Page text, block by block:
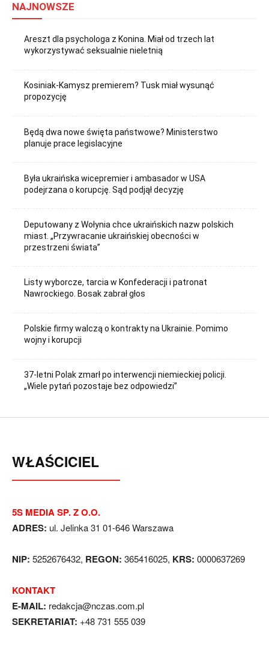
NAJNOWSZE
Areszt dla psychologa z Konina. Miał od trzech lat
wykorzystywać seksualnie nieletnią
Kosiniak-Kamysz premierem? Tusk miał wysunąć
propozycję
Będą dwa nowe święta państwowe? Ministerstwo
planuje prace legislacyjne
Była ukraińska wicepremier i ambasador w USA
podejrzana o korupcję. Sąd podjął decyzję
Deputowany z Wołynia chce ukraińskich nazw polskich
miast. „Przywracanie ukraińskiej obecności w
przestrzeni świata”
Listy wyborcze, tarcia w Konfederacji i patronat
Nawrockiego. Bosak zabrał głos
Polskie firmy walczą o kontrakty na Ukrainie. Pomimo
wojny i korupcji
37-letni Polak zmarł po interwencji niemieckiej policji.
„Wiele pytań pozostaje bez odpowiedzi”
WŁAŚCICIEL
5S MEDIA SP. Z O.O.
ADRES: ul. Jelinka 31 01-646 Warszawa
NIP: 5252676432, REGON: 365416025, KRS: 0000637269
KONTAKT
E-MAIL: redakcja@nczas.com.pl
SEKRETARIAT: +48 731 555 039